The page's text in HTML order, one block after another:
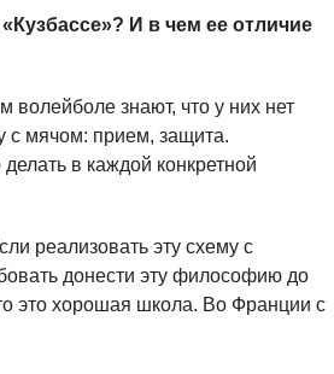
И в чем ее отличие
волейболе знают, что у них нет
с мячом: прием, защита.
в каждой конкретной
реализовать эту схему с
донести эту философию до
это хорошая школа. Во Франции с